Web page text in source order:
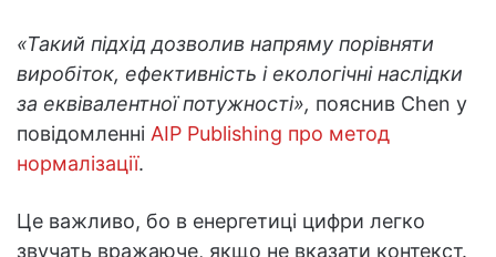
«Такий підхід дозволив напряму порівняти
виробіток, ефективність і екологічні наслідки
за еквівалентної потужності», пояснив Chen у
повідомленні AIP Publishing про метод
нормалізації.
Це важливо, бо в енергетиці цифри легко
звучать вражаюче, якщо не вказати контекст.